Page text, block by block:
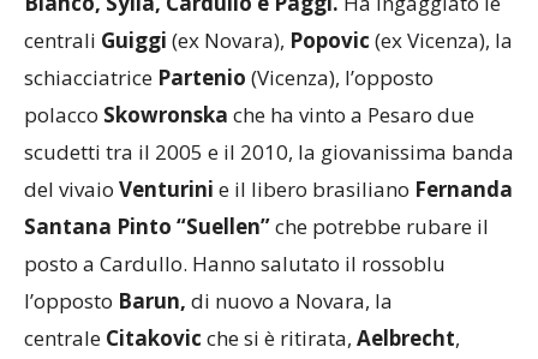
centrali Guiggi (ex Novara), Popovic (ex Vicenza), la
schiacciatrice Partenio (Vicenza), l’opposto
polacco Skowronska che ha vinto a Pesaro due
scudetti tra il 2005 e il 2010, la giovanissima banda
del vivaio Venturini e il libero brasiliano Fernanda
Santana Pinto “Suellen”che potrebbe rubare il
posto a Cardullo. Hanno salutato il rossoblu
l’opposto Barun, di nuovo a Novara, la
centrale Citakovic che si è ritirata, Aelbrecht,